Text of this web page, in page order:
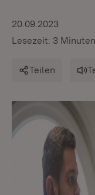
20.09.2023
Lesezeit: 3 Minuten
Teilen